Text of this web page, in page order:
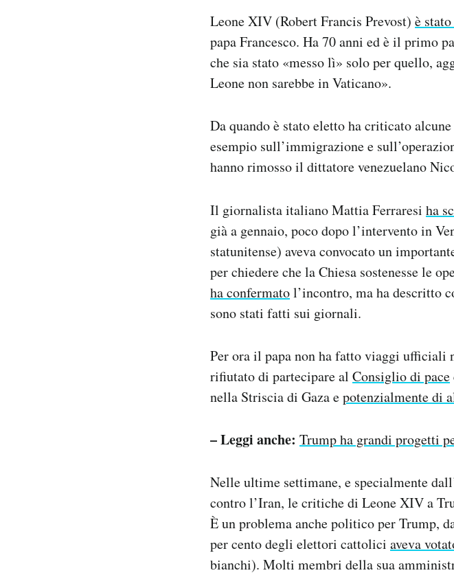
Leone XIV (Robert Francis Prevost) è
papa Francesco. Ha 70 anni ed è il primo
che sia stato «messo lì» solo per quello,
Leone non sarebbe in Vaticano».
Da quando è stato eletto ha criticato
esempio sull’immigrazione e
hanno rimosso il dittatore venezuelano
Il giornalista italiano Mattia Ferraresi ha
già a gennaio, poco dopo l’intervento in
statunitense) aveva convocato un
per chiedere che la Chiesa sostenesse le
ha confermatol’incontro, ma ha descritto
sono stati fatti sui giornali.
Per ora il papa non ha fatto viaggi ufficiali
rifiutato di partecipare al Consiglio di pace
nella Striscia di Gaza epotenzialmente di
– Leggi anche: Trump ha grandi progetti
Nelle ultime settimane, e specialmente
contro l’Iran, le critiche di Leone XIV a
È un problema anche politico per Trump,
per cento degli elettori cattolici aveva
bianchi). Molti membri della sua